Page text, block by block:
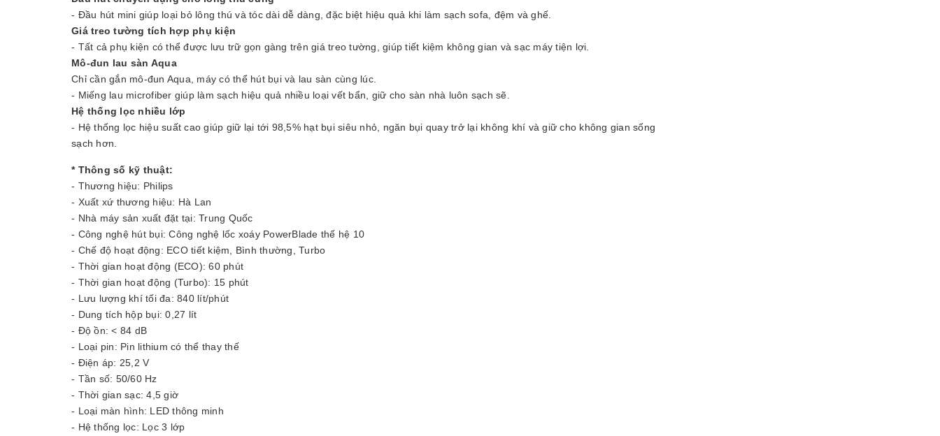
- Đầu hút mini giúp loại bỏ lông thú và tóc dài dễ dàng, đặc biệt hiệu quả khi làm sạch sofa, đệm và ghế.
Giá treo tường tích hợp phụ kiện
- Tất cả phụ kiện có thể được lưu trữ gọn gàng trên giá treo tường, giúp tiết kiệm không gian và sạc máy tiện lợi.
Mô-đun lau sàn Aqua
Chỉ cần gắn mô-đun Aqua, máy có thể hút bụi và lau sàn cùng lúc.
- Miếng lau microfiber giúp làm sạch hiệu quả nhiều loại vết bẩn, giữ cho sàn nhà luôn sạch sẽ.
Hệ thống lọc nhiều lớp
- Hệ thống lọc hiệu suất cao giúp giữ lại tới 98,5% hạt bụi siêu nhỏ, ngăn bụi quay trở lại không khí và giữ cho không gian sống
sạch hơn.
* Thông số kỹ thuật:
- Thương hiệu: Philips
- Xuất xứ thương hiệu: Hà Lan
- Nhà máy sản xuất đặt tại: Trung Quốc
- Công nghệ hút bụi: Công nghệ lốc xoáy PowerBlade thế hệ 10
- Chế độ hoạt động: ECO tiết kiệm, Bình thường, Turbo
- Thời gian hoạt động (ECO): 60 phút
- Thời gian hoạt động (Turbo): 15 phút
- Lưu lượng khí tối đa: 840 lít/phút
- Dung tích hộp bụi: 0,27 lít
- Độ ồn: < 84 dB
- Loại pin: Pin lithium có thể thay thế
- Điện áp: 25,2 V
- Tần số: 50/60 Hz
- Thời gian sạc: 4,5 giờ
- Loại màn hình: LED thông minh
- Hệ thống lọc: Lọc 3 lớp